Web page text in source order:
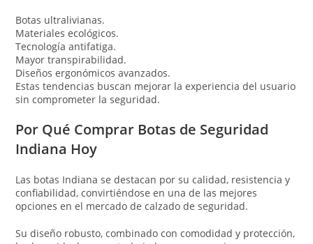
Botas ultralivianas.
Materiales ecológicos.
Tecnología antifatiga.
Mayor transpirabilidad.
Diseños ergonómicos avanzados.
Estas tendencias buscan mejorar la experiencia del usuario
sin comprometer la seguridad.
Por Qué Comprar Botas de Seguridad
Indiana Hoy
Las botas Indiana se destacan por su calidad, resistencia y
confiabilidad, convirtiéndose en una de las mejores
opciones en el mercado de calzado de seguridad.
Su diseño robusto, combinado con comodidad y protección,